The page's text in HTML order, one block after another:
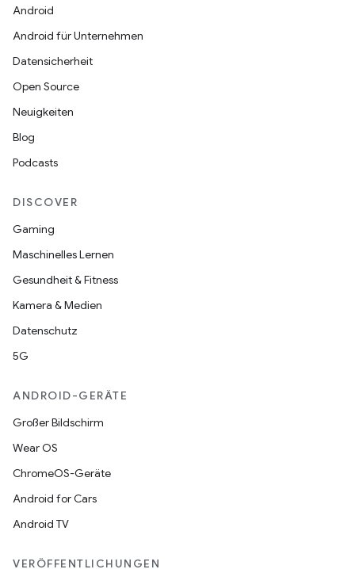
Android
Android für Unternehmen
Datensicherheit
Open Source
Neuigkeiten
Blog
Podcasts
DISCOVER
Gaming
Maschinelles Lernen
Gesundheit & Fitness
Kamera & Medien
Datenschutz
5G
ANDROID-GERÄTE
Großer Bildschirm
Wear OS
ChromeOS-Geräte
Android for Cars
Android TV
VERÖFFENTLICHUNGEN